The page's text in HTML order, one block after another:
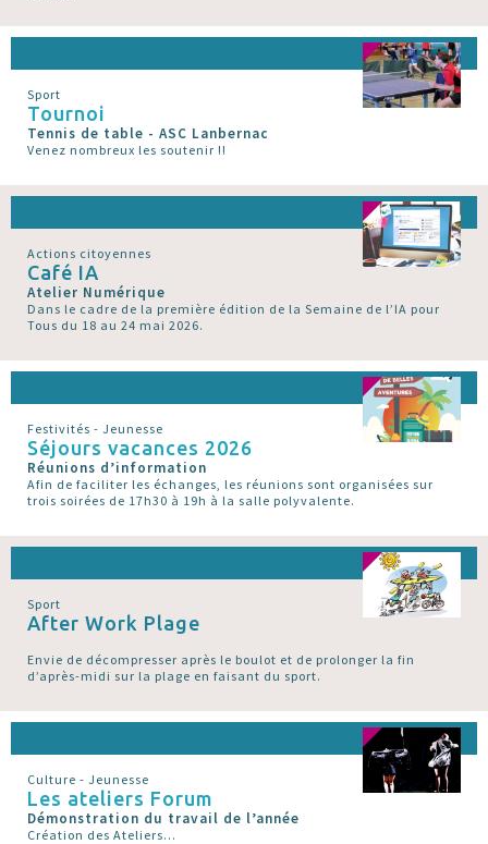
Sport
Tournoi
Tennis de table - ASC Lanbernac
Venez nombreux les soutenir !!
Actions citoyennes
Café IA
Atelier Numérique
Dans le cadre de la première édition de la Semaine de l’IA pour
Tous du 18 au 24 mai 2026.
Festivités - Jeunesse
Séjours vacances 2026
Réunions d’information
Afin de faciliter les échanges, les réunions sont organisées sur
trois soirées de 17h30 à 19h à la salle polyvalente.
Sport
After Work Plage
Envie de décompresser après le boulot et de prolonger la fin
d’après-midi sur la plage en faisant du sport.
Culture - Jeunesse
Les ateliers Forum
Démonstration du travail de l’année
Création des Ateliers...